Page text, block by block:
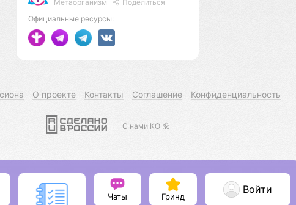
Метаорганизм
Поделиться
Официальные ресурсы:
О проекте Контакты Соглашение Конфиденциальность
С нами КО 🕉️
Чаты Гринд
Войти